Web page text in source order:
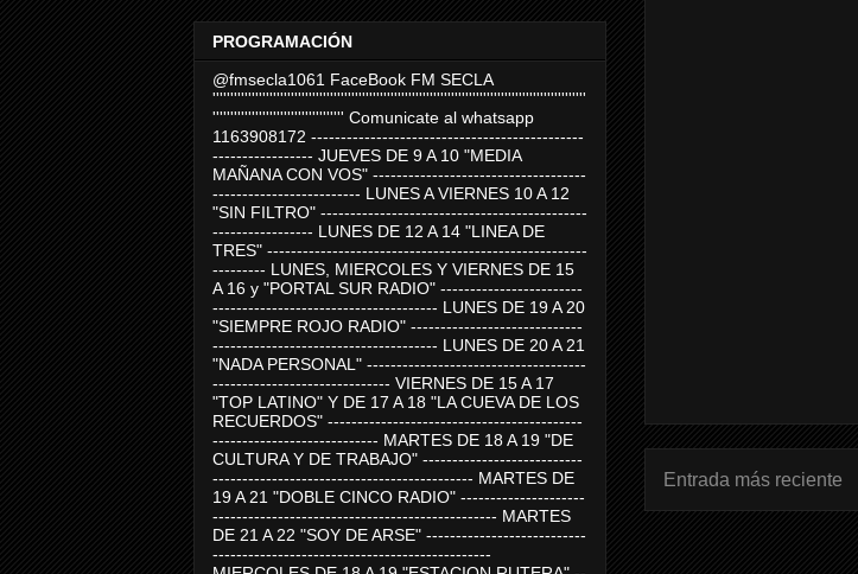
Entrada más reciente
PROGRAMACIÓN
@fmsecla1061 FaceBook FM SECLA
'''''''''''''''''''''''''''''''''''''''''''''''''''''''''''''''''''''''''''''''''''''''''''''''''''''''''
''''''''''''''''''''''''''''''''''''' Comunicate al whatsapp
1163908172 ----------------------------------------------
----------------- JUEVES DE 9 A 10 "MEDIA
MAÑANA CON VOS" ------------------------------------
------------------------- LUNES A VIERNES 10 A 12
"SIN FILTRO" ---------------------------------------------
----------------- LUNES DE 12 A 14 "LINEA DE
TRES" ------------------------------------------------------
--------- LUNES, MIERCOLES Y VIERNES DE 15
A 16 y "PORTAL SUR RADIO" ------------------------
-------------------------------------- LUNES DE 19 A 20
"SIEMPRE ROJO RADIO" -----------------------------
-------------------------------------- LUNES DE 20 A 21
"NADA PERSONAL" -------------------------------------
------------------------------ VIERNES DE 15 A 17
"TOP LATINO" Y DE 17 A 18 "LA CUEVA DE LOS
RECUERDOS" -------------------------------------------
---------------------------- MARTES DE 18 A 19 "DE
CULTURA Y DE TRABAJO" ---------------------------
-------------------------------------------- MARTES DE
19 A 21 "DOBLE CINCO RADIO" ---------------------
------------------------------------------------ MARTES
DE 21 A 22 "SOY DE ARSE" ---------------------------
-----------------------------------------------